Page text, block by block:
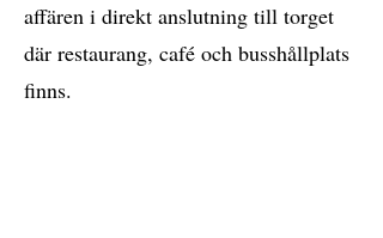
affären i direkt anslutning till torget
där restaurang, café och busshållplats
finns.